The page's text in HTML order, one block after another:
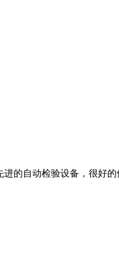
的自动检验设备，很好